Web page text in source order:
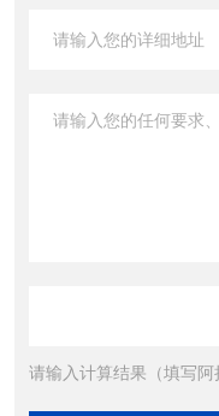
请输入计算结果（填写